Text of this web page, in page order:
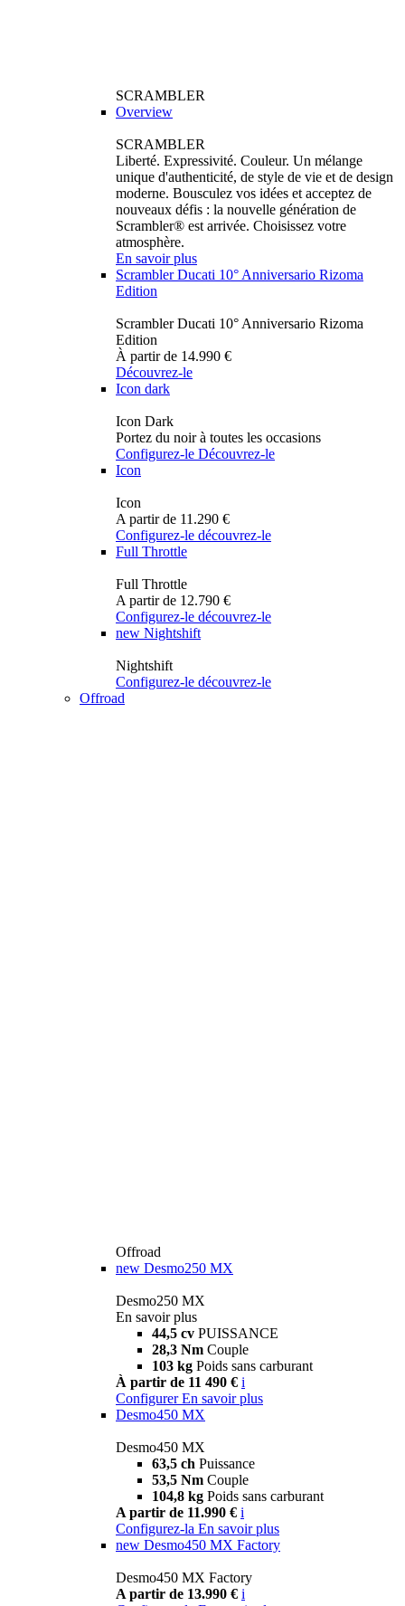
SCRAMBLER
Overview
SCRAMBLER
Liberté. Expressivité. Couleur. Un mélange
unique d'authenticité, de style de vie et de design
moderne. Bousculez vos idées et acceptez de
nouveaux défis : la nouvelle génération de
Scrambler® est arrivée. Choisissez votre
atmosphère.
En savoir plus
Scrambler Ducati 10° Anniversario Rizoma
Edition
Scrambler Ducati 10° Anniversario Rizoma
Edition
À partir de 14.990 €
Découvrez-le
Icon dark
Icon Dark
Portez du noir à toutes les occasions
Configurez-le Découvrez-le
Icon
Icon
A partir de 11.290 €
Configurez-le découvrez-le
Full Throttle
Full Throttle
A partir de 12.790 €
Configurez-le découvrez-le
new Nightshift
Nightshift
Configurez-le découvrez-le
Offroad
Offroad
new Desmo250 MX
Desmo250 MX
En savoir plus
44,5 cv PUISSANCE
28,3 Nm Couple
103 kg Poids sans carburant
À partir de 11 490 € i
Configurer En savoir plus
Desmo450 MX
Desmo450 MX
63,5 ch Puissance
53,5 Nm Couple
104,8 kg Poids sans carburant
A partir de 11.990 € i
Configurez-la En savoir plus
new Desmo450 MX Factory
Desmo450 MX Factory
A partir de 13.990 € i